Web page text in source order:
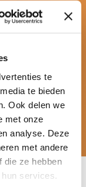
te
te bieden
Ook delen we
met onze
analyse. Deze
met andere
die ze hebben
services.
Bidden